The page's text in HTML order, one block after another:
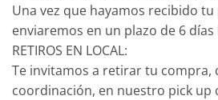
Una vez que hayamos recibido
enviaremos en un plazo de 6 días
RETIROS EN LOCAL:
Te invitamos a retirar tu compra,
coordinación, en nuestro pick up